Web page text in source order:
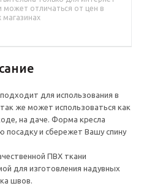
может отличаться от цен в
магазинах
для использования в
же может использоваться как
на даче. Форма кресла
посадку и сбережет Вашу спину
ПВХ ткани
для изготовления надувных
швов.